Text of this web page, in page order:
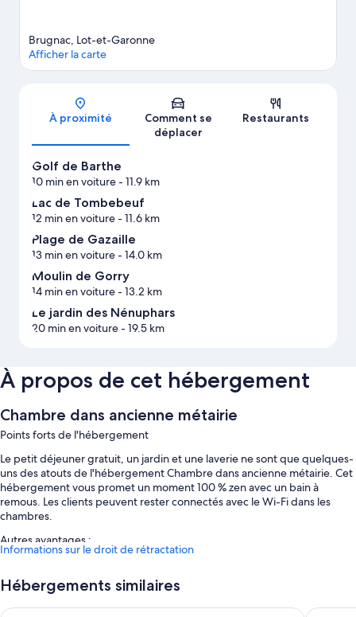
Carte
Brugnac, Lot-et-Garonne
Afficher la carte
À proximité
Comment se
déplacer
Restaurants
Golf de Barthe
10 min en voiture- 11.9 km
Lac de Tombebeuf
12 min en voiture- 11.6 km
Plage de Gazaille
13 min en voiture- 14.0 km
Moulin de Gorry
14 min en voiture- 13.2 km
Le jardin des Nénuphars
20 min en voiture- 19.5 km
À propos de cet hébergement
Chambre dans ancienne métairie
Points forts de l'hébergement
Le petit déjeuner gratuit, un jardin et une laverie ne sont que quelques-
uns des atouts de l'hébergement Chambre dans ancienne métairie. Cet
hébergement vous promet un moment 100 % zen avec un bain à
remous. Les clients peuvent rester connectés avec le Wi-Fi dans les
chambres.
Autres avantages :
vélos
Informations sur le droit de rétractation
Hébergements similaires